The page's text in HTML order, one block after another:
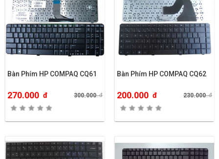
Bàn Phím HP COMPAQ CQ61
270.000 đ 300.000đ
Bàn Phím HP COMPAQ CQ62
200.000 đ 230.000đ